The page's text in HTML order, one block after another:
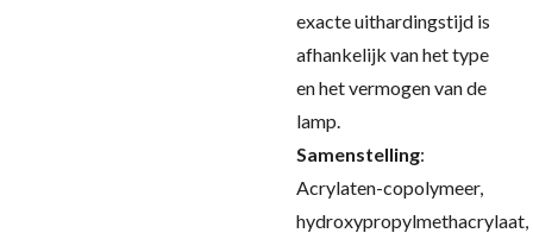
exacte uithardingstijd is
afhankelijk van het type
en het vermogen van de
lamp.
Samenstelling:
Acrylaten-copolymeer,
hydroxypropylmethacrylaat,